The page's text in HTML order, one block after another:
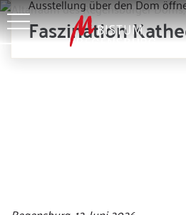
Ausstellung über den Dom
Faszination